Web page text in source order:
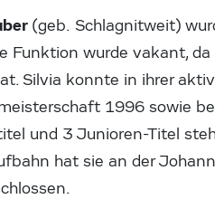
(geb. Schlagnitweit)
Funktion wurde vakant,
Silvia konnte in ihrer
1996 sowie
und 3 Junioren-Titel
hat sie an der